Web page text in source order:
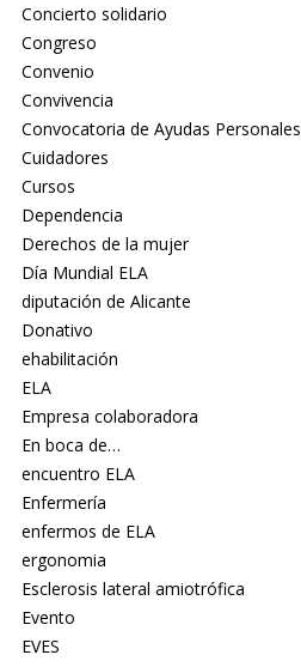
Concierto solidario
Congreso
Convenio
Convivencia
Convocatoria de Ayudas Personales
Cuidadores
Cursos
Dependencia
Derechos de la mujer
Día Mundial ELA
diputación de Alicante
Donativo
ehabilitación
ELA
Empresa colaboradora
En boca de…
encuentro ELA
Enfermería
enfermos de ELA
ergonomia
Esclerosis lateral amiotrófica
Evento
EVES